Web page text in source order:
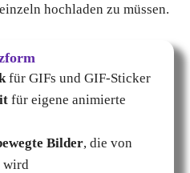
hochladen zu müssen.
für GIFs und GIF-Sticker
für eigene animierte
Bilder, die von
wird